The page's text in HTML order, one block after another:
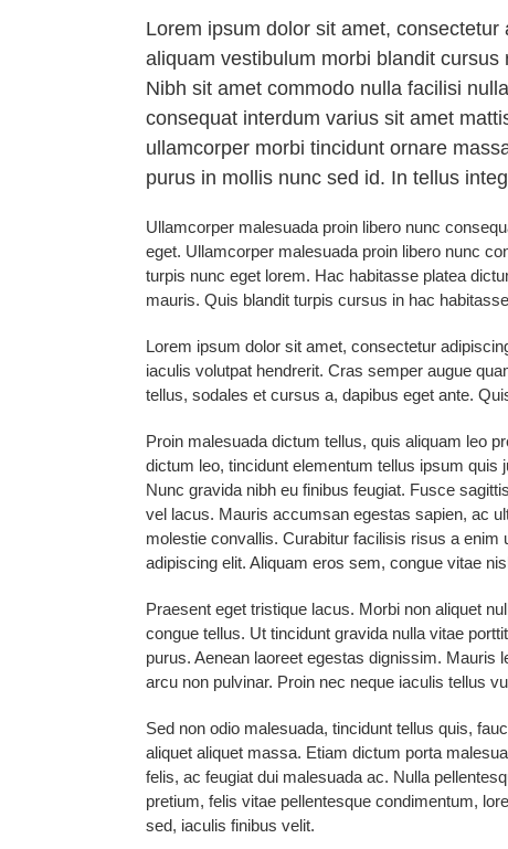
Lorem ipsum dolor sit amet,
aliquam vestibulum morbi blandit
Nibh sit amet commodo nulla facilisi
consequat interdum varius sit amet
ullamcorper morbi tincidunt ornare
purus in mollis nunc sed id. In tellus
Ullamcorper malesuada proin libero nunc
eget. Ullamcorper malesuada proin libero nunc
turpis nunc eget lorem. Hac habitasse platea
mauris. Quis blandit turpis cursus in hac
Lorem ipsum dolor sit amet, consectetur
iaculis volutpat hendrerit. Cras semper augue
tellus, sodales et cursus a, dapibus eget ante.
Proin malesuada dictum tellus, quis aliquam leo
dictum leo, tincidunt elementum tellus ipsum
Nunc gravida nibh eu finibus feugiat. Fusce
vel lacus. Mauris accumsan egestas sapien, ac
molestie convallis. Curabitur facilisis risus a
adipiscing elit. Aliquam eros sem, congue vitae
Praesent eget tristique lacus. Morbi non aliquet
congue tellus. Ut tincidunt gravida nulla vitae
purus. Aenean laoreet egestas dignissim.
arcu non pulvinar. Proin nec neque iaculis tellus
Sed non odio malesuada, tincidunt tellus quis,
aliquet aliquet massa. Etiam dictum porta
felis, ac feugiat dui malesuada ac. Nulla
pretium, felis vitae pellentesque condimentum,
sed, iaculis finibus velit.